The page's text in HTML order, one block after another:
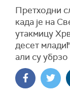
Претходни
када је на
утакмицу
десет
али су